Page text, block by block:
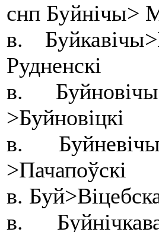
снп Буйнічы>
в.
Рудненскі
в.
>Буйновіцкі
в.
>Пачапоўскі
в.
в.